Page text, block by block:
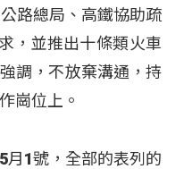
路總局、高鐵協助疏
，並推出十條類火車
調，不放棄溝通，持
崗位上。
月1號，全部的表列的